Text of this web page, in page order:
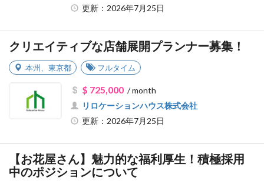
更新：2026年7月25日
クリエイティブな店舗展開プランナー募集！
本州 東京都 フルタイム
$ 725,000/ month
リロケーションハウス株式会社
更新：2026年7月25日
【お花屋さん】魅力的な福利厚生！積極採用
中のポジションについて